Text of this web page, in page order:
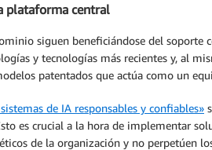
plataforma central
siguen beneficiándose del
y tecnologías más recientes y, al
patentados que actúa como un
de IA responsables y confiables»
es crucial a la hora de implementar
de la organización y no perpetúen